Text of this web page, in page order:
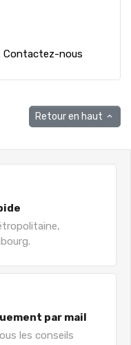
Contactez-nous
Retour en haut 
par mail
les conseils